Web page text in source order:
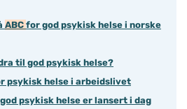
ABC for god psykisk helse i norske
til god psykisk helse?
psykisk helse i arbeidslivet
psykisk helse er lansert i dag